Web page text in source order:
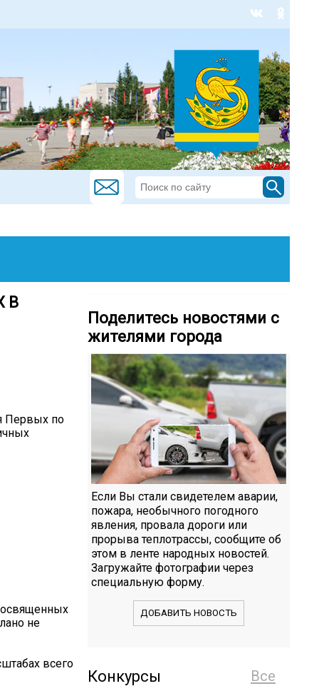
В
Первых по
не
всего
Поделитесь новостями с
жителями города
Если Вы стали свидетелем аварии,
пожара, необычного погодного
явления, провала дороги или
прорыва теплотрассы, сообщите об
этом в ленте народных новостей.
Загружайте фотографии через
специальную форму.
ДОБАВИТЬ НОВОСТЬ
Все
Конкурсы